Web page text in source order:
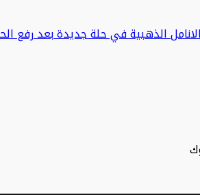
الذهبية في حلة جديدة بعد رفع